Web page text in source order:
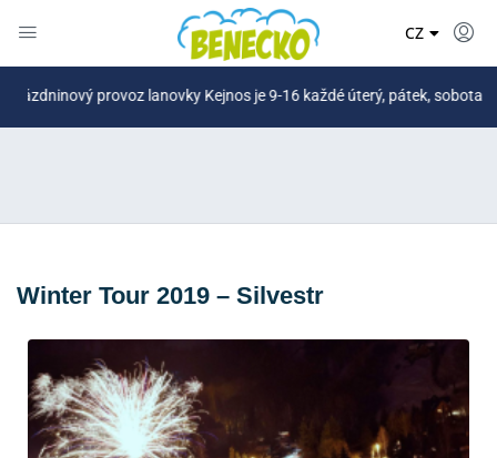
provoz lanovky Kejnos je 9-16 každé úterý, pátek, sobota a nově i v
CZ
Winter Tour 2019 – Silvestr